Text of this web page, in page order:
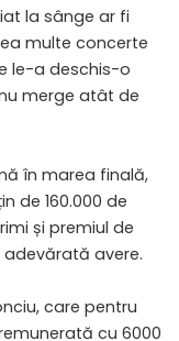
la sânge ar fi
multe concerte
le-a deschis-o
merge atât de
în marea finală,
de 160.000 de
și premiul de
adevărată avere.
care pentru
cu 6000